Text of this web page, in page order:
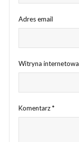
Adres email
Witryna internetowa
Komentarz*